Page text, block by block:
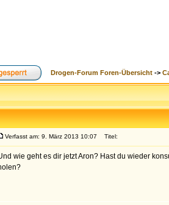
Drogen-Forum Foren-Übersicht ->
Verfasst am: 9. März 2013 10:07 Titel:
wie geht es dir jetzt Aron? Hast du wieder